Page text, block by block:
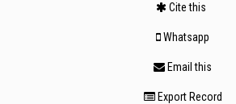
Cite this
Whatsapp
Email this
Export Record